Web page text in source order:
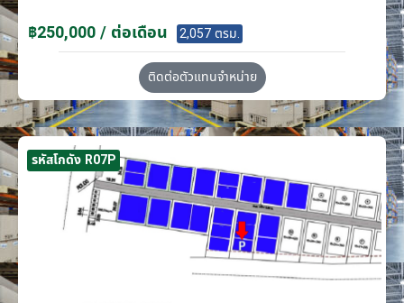
฿250,000 / ต่อเดือน 2,057 ตรม.
ติดต่อตัวแทนจำหน่าย
รหัสโกดัง R07P